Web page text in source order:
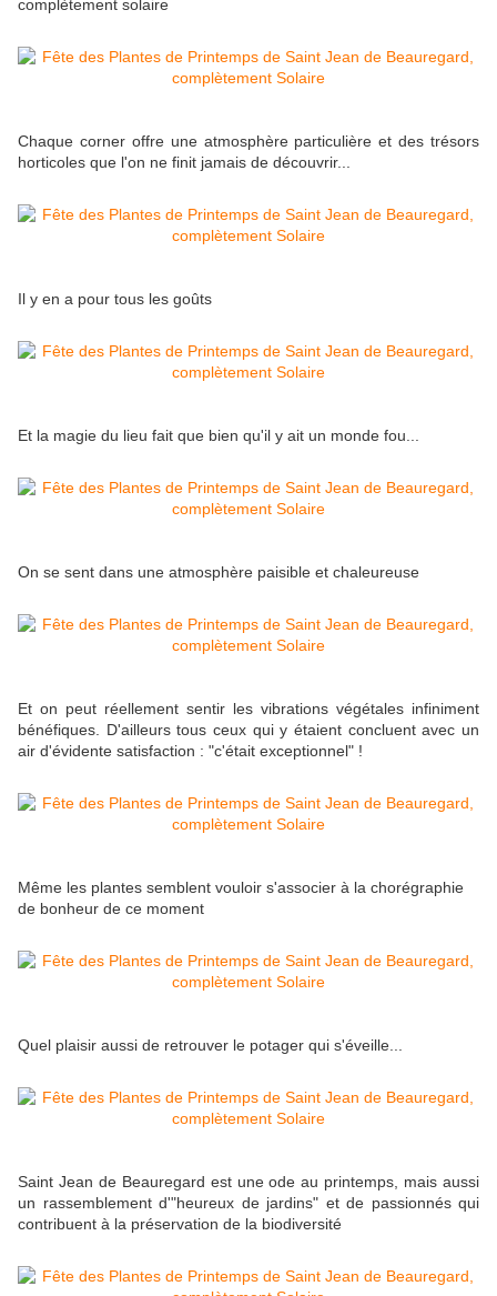
complètement solaire
Chaque corner offre une atmosphère particulière et des trésors
horticoles que l'on ne finit jamais de découvrir...
Il y en a pour tous les goûts
Et la magie du lieu fait que bien qu'il y ait un monde fou...
On se sent dans une atmosphère paisible et chaleureuse
Et on peut réellement sentir les vibrations végétales infiniment
bénéfiques. D'ailleurs tous ceux qui y étaient concluent avec un
air d'évidente satisfaction : "c'était exceptionnel" !
Même les plantes semblent vouloir s'associer à la chorégraphie
de bonheur de ce moment
Quel plaisir aussi de retrouver le potager qui s'éveille...
Saint Jean de Beauregard est une ode au printemps, mais aussi
un rassemblement d'"heureux de jardins" et de passionnés qui
contribuent à la préservation de la biodiversité